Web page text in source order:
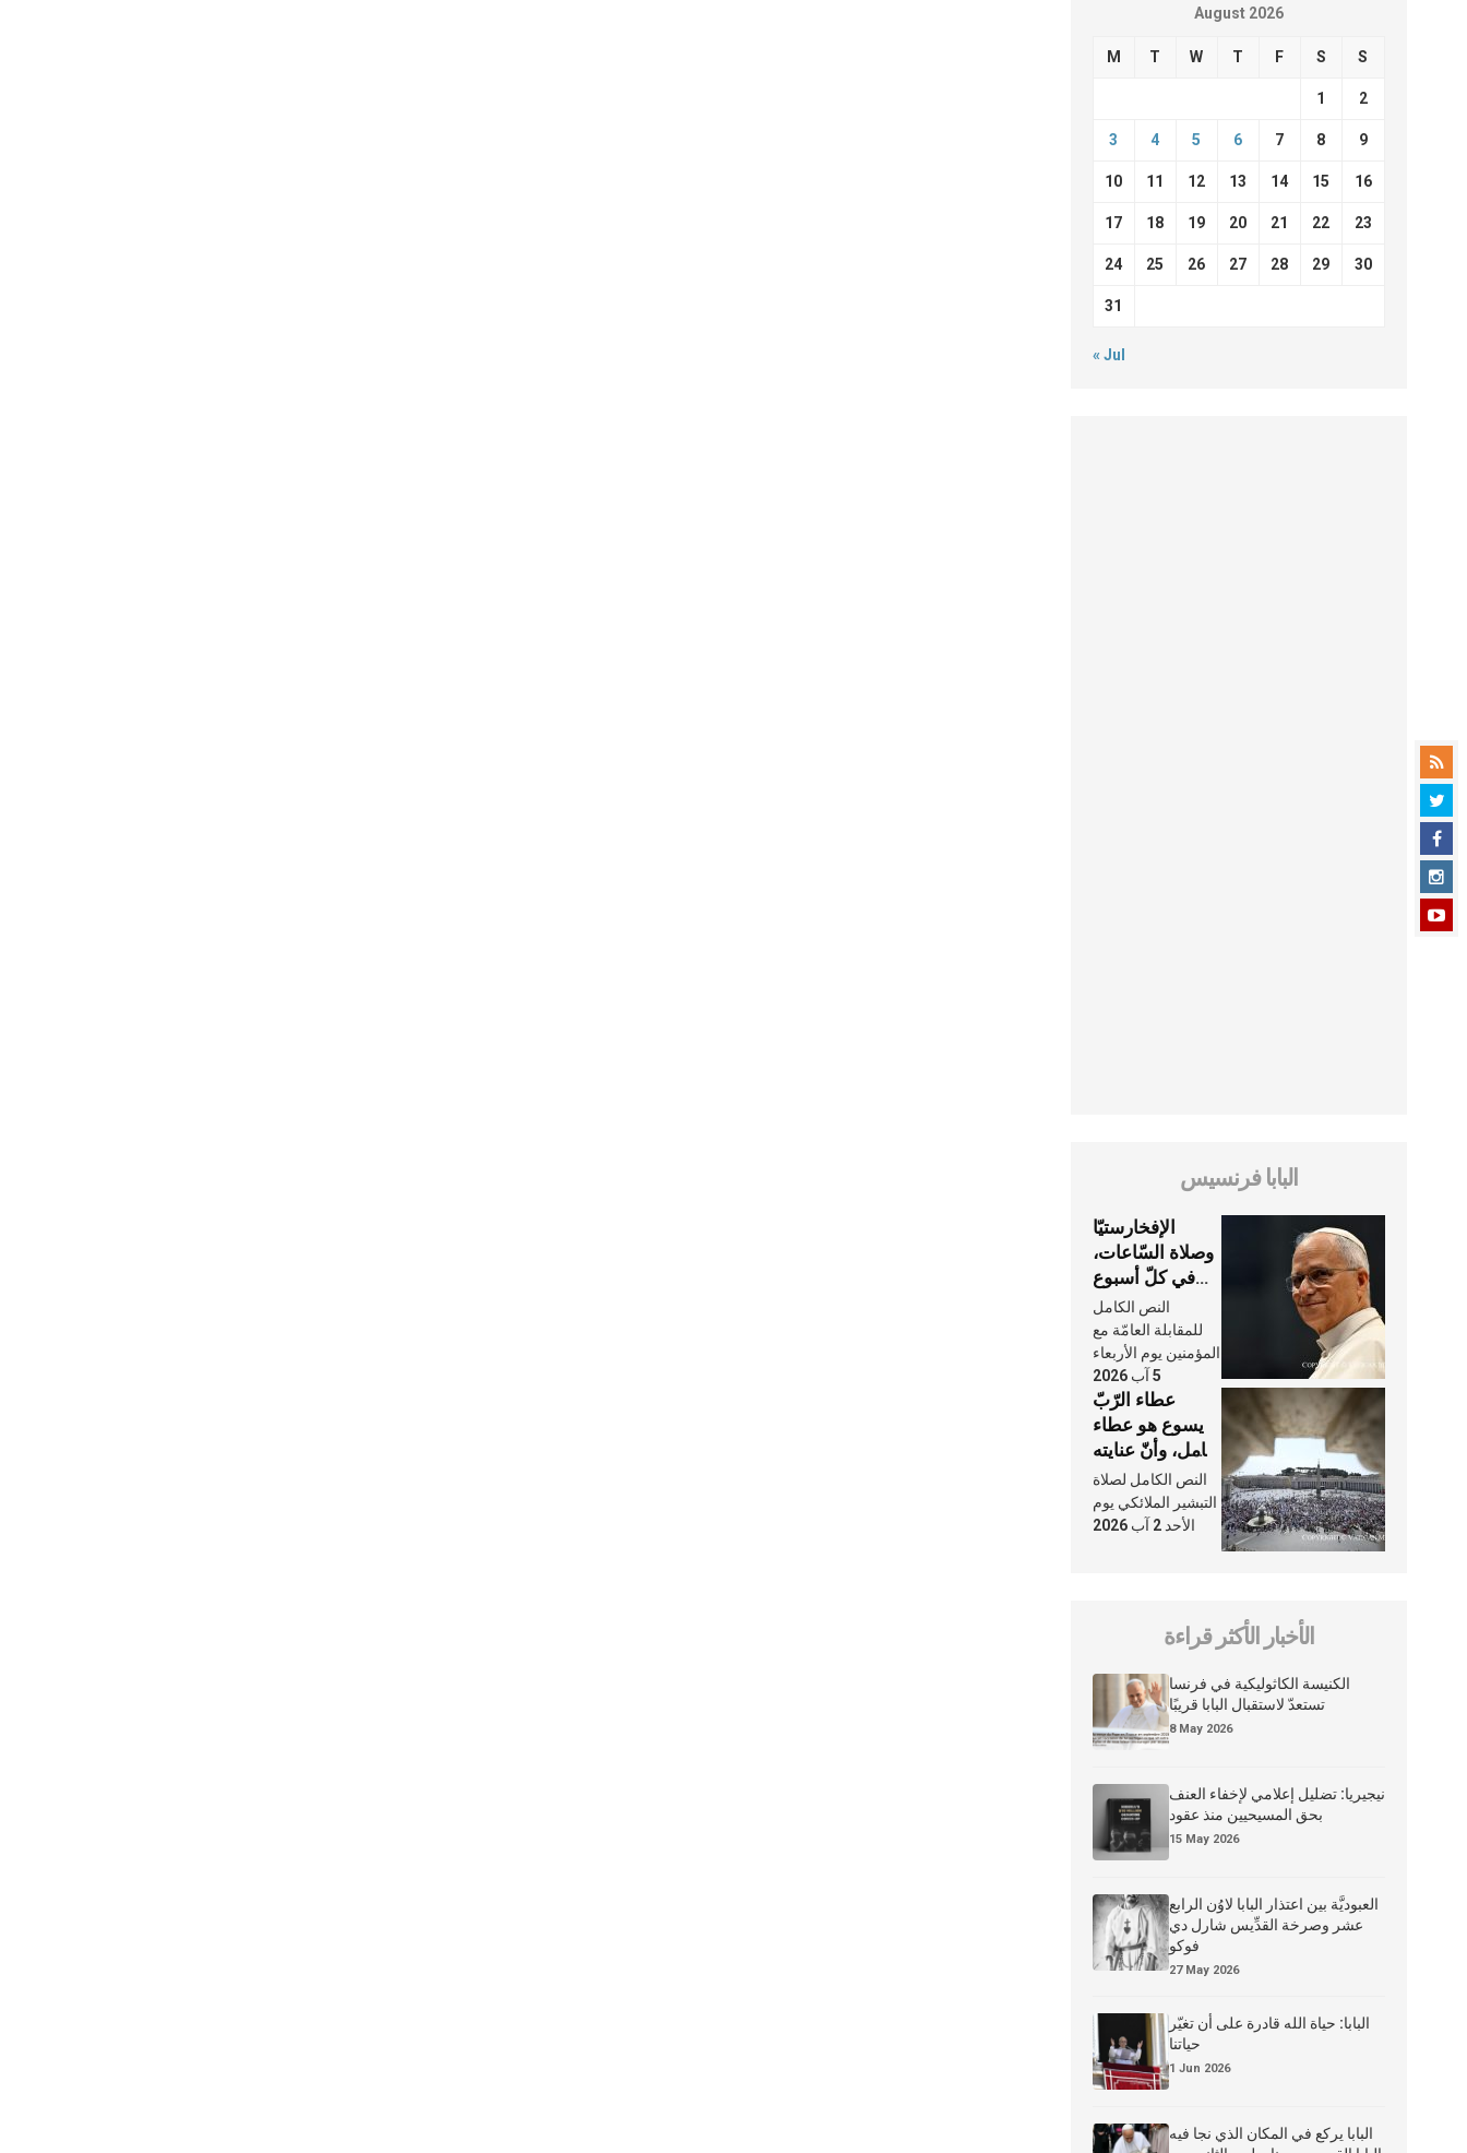
August 2026
M T W T F S S
1 2
3 4 5 6 7 8 9
10 11 12 13 14 15 16
17 18 19 20 21 22 23
24 25 26 27 28 29 30
31
« Jul
البابا فرنسيس
الإفخارستيّا
وصلاة السّاعات،
في كلّ أسبوع
وكلّ يوم، هما
النَّفَس في حياة
الكنيسة
النص الكامل
للمقابلة العامّة مع
المؤمنين يوم الأربعاء
5 آب 2026
عطاء الرّبّ
يسوع هو عطاء
شامل، وأنّ عنايته
بنا لا تغيب عنّا
أبدًا
النص الكامل لصلاة
التبشير الملائكي يوم
الأحد 2 آب 2026
الأخبار الأكثر قراءة
الكنيسة الكاثوليكية في فرنسا
تستعدّ لاستقبال البابا قريبًا
8 May 2026
نيجيريا: تضليل إعلامي لإخفاء العنف
بحق المسيحيين منذ عقود
15 May 2026
العبوديَّة بين اعتذار البابا لاوُن الرابع
عشر وصرخة القدِّيس شارل دي
فوكو
27 May 2026
البابا: حياة الله قادرة على أن تغيّر
حياتنا
1 Jun 2026
البابا يركع في المكان الذي نجا فيه